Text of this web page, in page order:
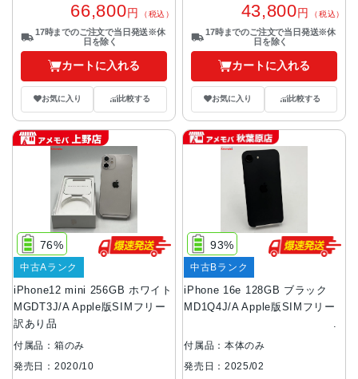
66,800円 （税込）
17時までのご注文で当日発送※休
日を除く
カートに入れる
お気に入り 比較する
43,800円 （税込）
17時までのご注文で当日発送※休
日を除く
カートに入れる
お気に入り 比較する
iPhone12 mini 256GB ホワイト
MGDT3J/A Apple版SIMフリー
訳あり品
76%
中古Aランク
付属品：箱のみ
発売日：2020/10
iPhone 16e 128GB ブラック
MD1Q4J/A Apple版SIMフリー
93%
中古Bランク
付属品：本体のみ
発売日：2025/02